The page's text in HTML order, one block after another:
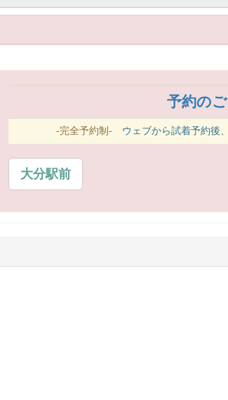
予約の
-完全予約制- ウェブから試着予約後
大分駅前